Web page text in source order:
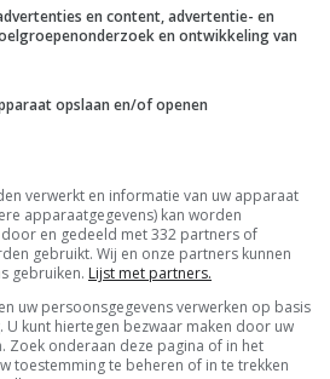
in je mailbox
en content, advertentie- en
en ontwikkeling van
opslaan en/of openen
verwerkt en informatie van uw apparaat
apparaatgegevens) kan worden
en gedeeld met 332 partners of
gebruikt. Wij en onze partners kunnen
gebruiken. Lijst met partners.
uw persoonsgegevens verwerken op basis
kunt hiertegen bezwaar maken door uw
Zoek onderaan deze pagina of in het
toestemming te beheren of in te trekken